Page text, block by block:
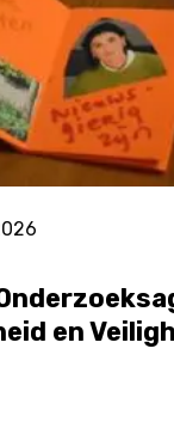
en